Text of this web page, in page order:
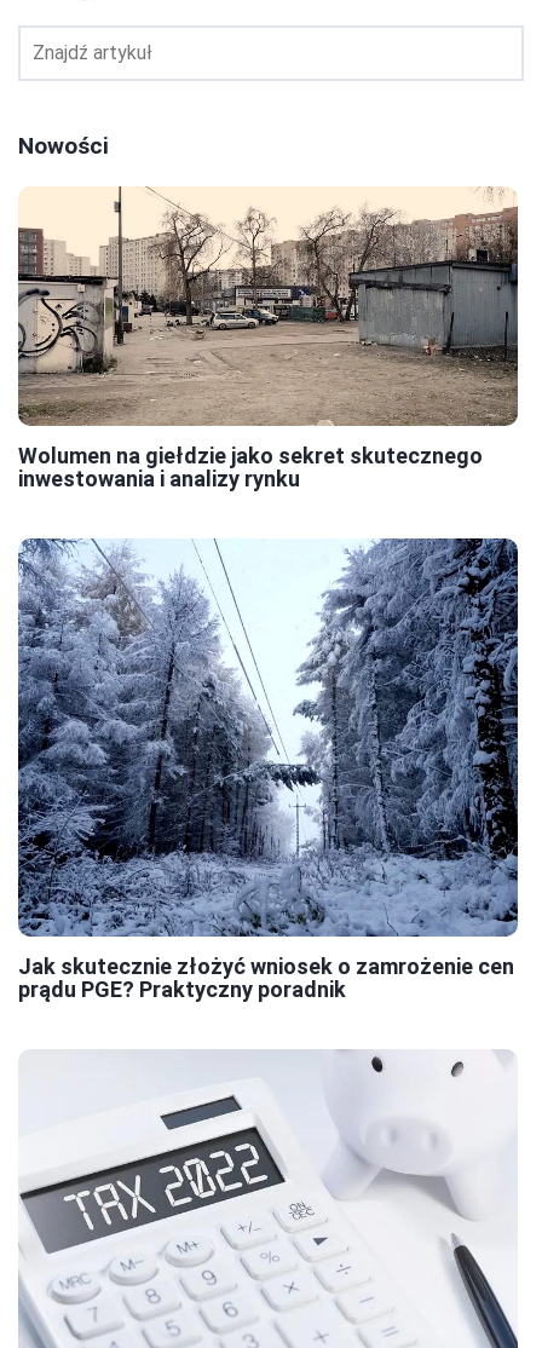
Nowości
Wolumen na giełdzie jako sekret skutecznego
inwestowania i analizy rynku
Jak skutecznie złożyć wniosek o zamrożenie cen
prądu PGE? Praktyczny poradnik